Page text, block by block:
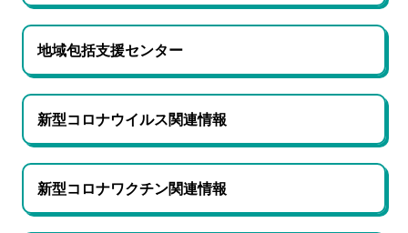
地域包括支援センター
新型コロナウイルス関連情報
新型コロナワクチン関連情報